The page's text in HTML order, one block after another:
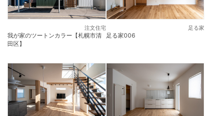
注文住宅
我が家のツートンカラー【札幌市清
田区】
足る家
足る家006